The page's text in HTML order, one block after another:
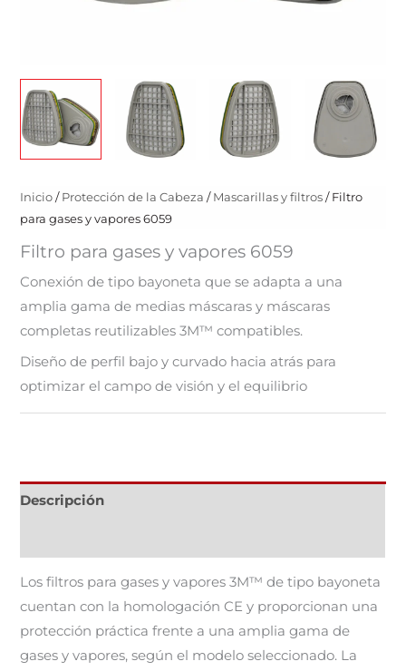
Inicio/Protección de la Cabeza /Mascarillas y filtros/ Filtro
para gases y vapores 6059
Filtro para gases y vapores 6059
Conexión de tipo bayoneta que se adapta a una
amplia gama de medias máscaras y máscaras
completas reutilizables 3M™ compatibles.
Diseño de perfil bajo y curvado hacia atrás para
optimizar el campo de visión y el equilibrio
Descripción
Los filtros para gases y vapores 3M™ de tipo bayoneta
cuentan con la homologación CE y proporcionan una
protección práctica frente a una amplia gama de
gases y vapores, según el modelo seleccionado. La